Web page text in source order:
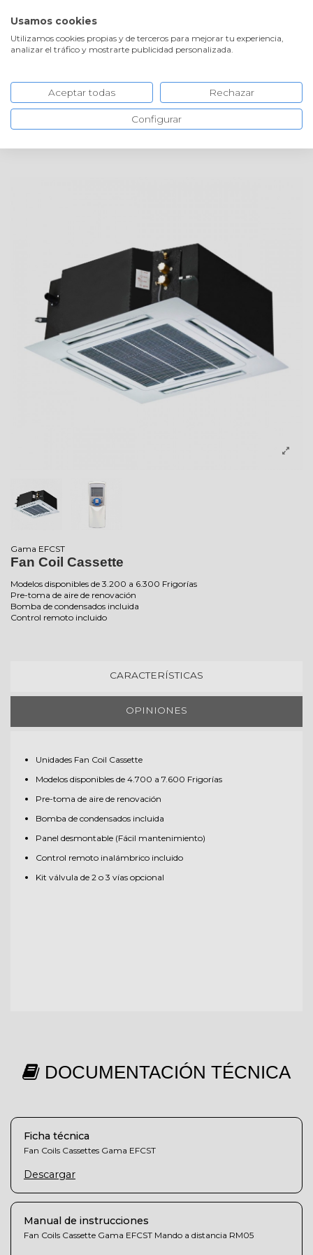
INICIO AEROTERMIA, AGUA Y SOLAR
FAN
COILS
Gama EFCST
Fan Coil Cassette
Modelos disponibles de 3.200 a 6.300 Frigorías
Pre-toma de aire de renovación
Bomba de condensados incluida
Control remoto incluido
CARACTERÍSTICAS
OPINIONES
Unidades Fan Coil Cassette
Modelos disponibles de 4.700 a 7.600 Frigorías
Pre-toma de aire de renovación
Bomba de condensados incluida
Panel desmontable (Fácil mantenimiento)
Control remoto inalámbrico incluido
Kit válvula de 2 o 3 vías opcional
DOCUMENTACIÓN TÉCNICA
Ficha técnica
Fan Coils Cassettes Gama EFCST
Descargar
Manual de instrucciones
Fan Coils Cassette Gama EFCST Mando a distancia RM05
Usamos cookies
Utilizamos cookies propias y de terceros para mejorar tu experiencia,
analizar el tráfico y mostrarte publicidad personalizada.
Aceptar todas Rechazar
Configurar